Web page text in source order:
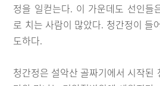
정을 일컫는다. 이 가운데도 선인들
로 치는 사람이 많았다. 청간정이 들
도하다.
청간정은 설악산 골짜기에서 시작된